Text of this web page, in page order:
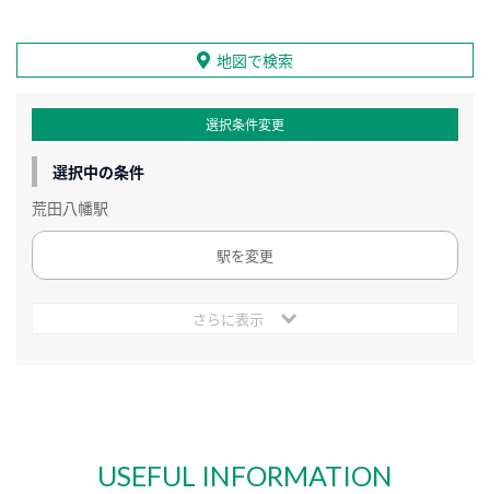
地図で検索
選択条件変更
選択中の条件
荒田八幡駅
駅を変更
さらに表示
USEFUL INFORMATION